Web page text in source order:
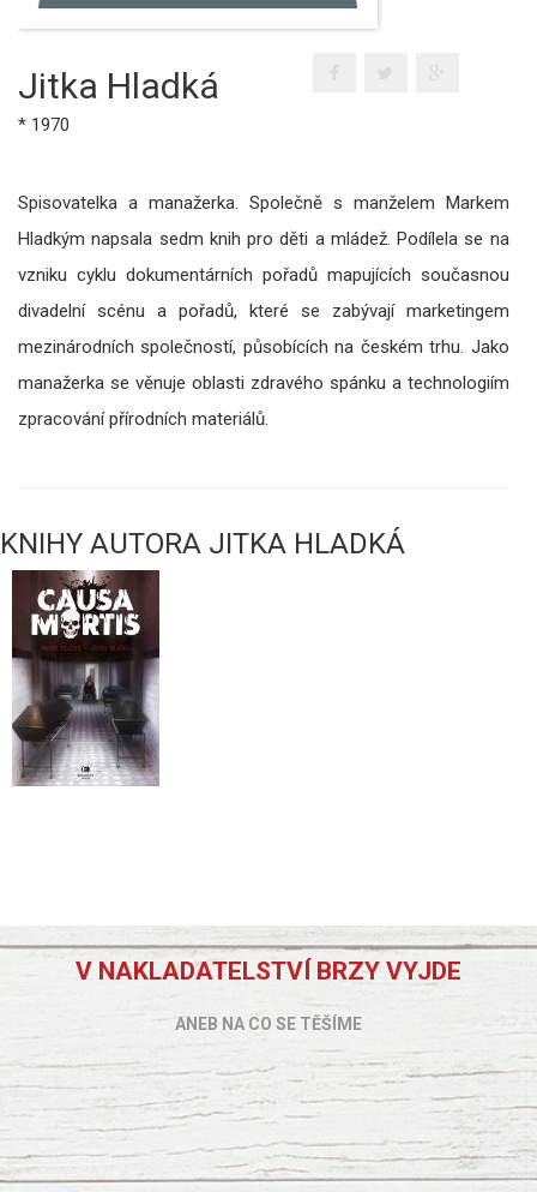
Jitka Hladká
* 1970
Spisovatelka a manažerka. Společně s manželem Markem
Hladkým napsala sedm knih pro děti a mládež. Podílela se na
vzniku cyklu dokumentárních pořadů mapujících současnou
divadelní scénu a pořadů, které se zabývají marketingem
mezinárodních společností, působících na českém trhu. Jako
manažerka se věnuje oblasti zdravého spánku a technologiím
zpracování přírodních materiálů.
KNIHY AUTORA JITKA HLADKÁ
V NAKLADATELSTVÍ BRZY VYJDE
ANEB NA CO SE TĚŠÍME